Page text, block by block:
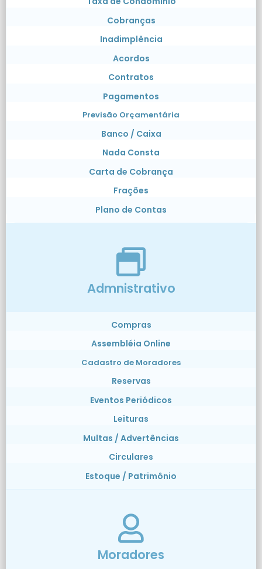
Cobranças
Inadimplência
Acordos
Contratos
Pagamentos
Previsão Orçamentária
Banco / Caixa
Nada Consta
Carta de Cobrança
Frações
Plano de Contas
Admnistrativo
Compras
Assembléia Online
Cadastro de Moradores
Reservas
Eventos Periódicos
Leituras
Multas / Advertências
Circulares
Estoque / Patrimônio
Moradores